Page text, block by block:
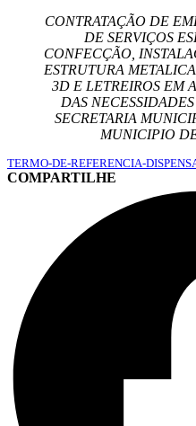
CONTRATAÇÃO DE
DE SERVIÇOS
CONFECÇÃO,
ESTRUTURA
3D E LETREIROS EM
DAS
SECRETARIA
MUNICIPIO
TERMO-DE-REFERENCIA-
COMPARTILHE